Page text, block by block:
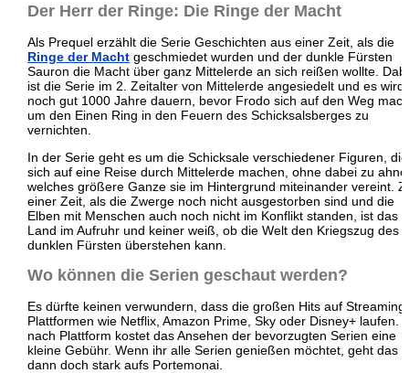
Der Herr der Ringe: Die Ringe der Macht
Als Prequel erzählt die Serie Geschichten aus einer Zeit, als die
Ringe der Macht geschmiedet wurden und der dunkle Fürsten
Sauron die Macht über ganz Mittelerde an sich reißen wollte.
ist die Serie im 2. Zeitalter von Mittelerde angesiedelt und es wird
noch gut 1000 Jahre dauern, bevor Frodo sich auf den Weg
um den Einen Ring in den Feuern des Schicksalsberges zu
vernichten.
In der Serie geht es um die Schicksale verschiedener Figuren, die
sich auf eine Reise durch Mittelerde machen, ohne dabei zu
welches größere Ganze sie im Hintergrund miteinander vereint.
einer Zeit, als die Zwerge noch nicht ausgestorben sind und die
Elben mit Menschen auch noch nicht im Konflikt standen, ist das
Land im Aufruhr und keiner weiß, ob die Welt den Kriegszug des
dunklen Fürsten überstehen kann.
Wo können die Serien geschaut werden?
Es dürfte keinen verwundern, dass die großen Hits auf Streaming-
Plattformen wie Netflix, Amazon Prime, Sky oder Disney+ laufen.
nach Plattform kostet das Ansehen der bevorzugten Serien eine
kleine Gebühr. Wenn ihr alle Serien genießen möchtet, geht das
dann doch stark aufs Portemonai.